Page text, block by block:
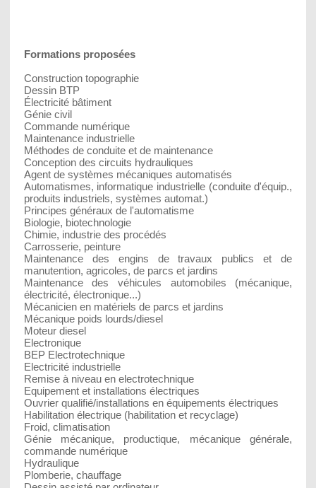
Formations proposées
Construction topographie
Dessin BTP
Électricité bâtiment
Génie civil
Commande numérique
Maintenance industrielle
Méthodes de conduite et de maintenance
Conception des circuits hydrauliques
Agent de systèmes mécaniques automatisés
Automatismes, informatique industrielle (conduite d'équip.,
produits industriels, systèmes automat.)
Principes généraux de l'automatisme
Biologie, biotechnologie
Chimie, industrie des procédés
Carrosserie, peinture
Maintenance des engins de travaux publics et de
manutention, agricoles, de parcs et jardins
Maintenance des véhicules automobiles (mécanique,
électricité, électronique...)
Mécanicien en matériels de parcs et jardins
Mécanique poids lourds/diesel
Moteur diesel
Electronique
BEP Electrotechnique
Electricité industrielle
Remise à niveau en electrotechnique
Equipement et installations électriques
Ouvrier qualifié/installations en équipements électriques
Habilitation électrique (habilitation et recyclage)
Froid, climatisation
Génie mécanique, productique, mécanique générale,
commande numérique
Hydraulique
Plomberie, chauffage